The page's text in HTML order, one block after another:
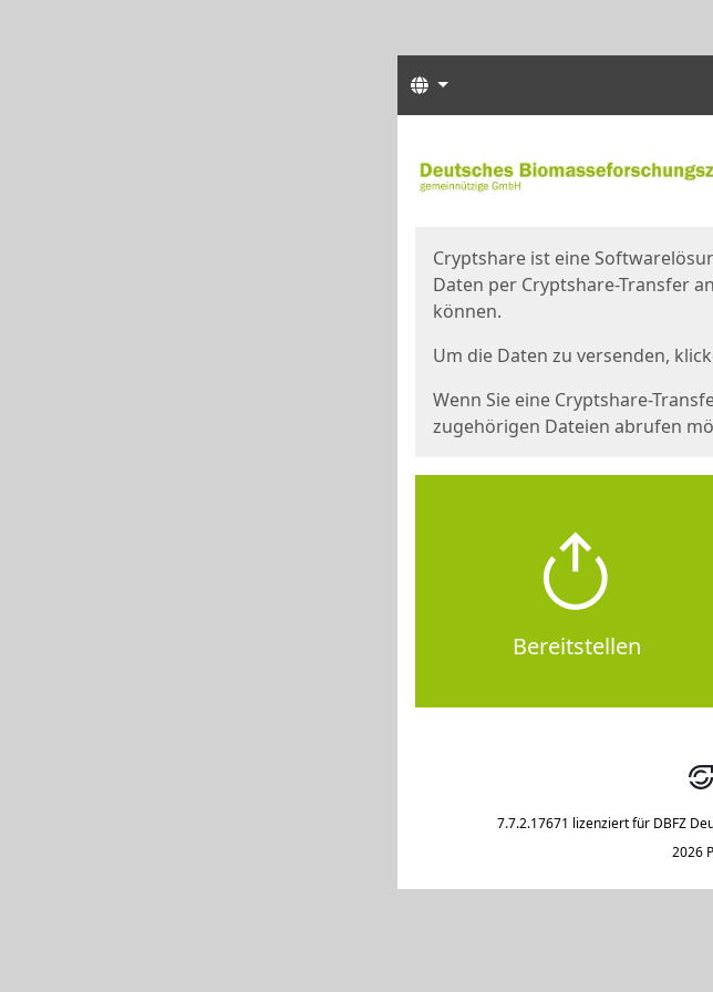
Sprachen
Cryptshare ist eine
Daten per Cryptshare-Transfer
können.
Um die Daten zu versenden,
Wenn Sie eine Cryptshare-
zugehörigen Dateien abrufen
Bereitstellen
7.7.2.17671 lizenziert für DBFZ
2026